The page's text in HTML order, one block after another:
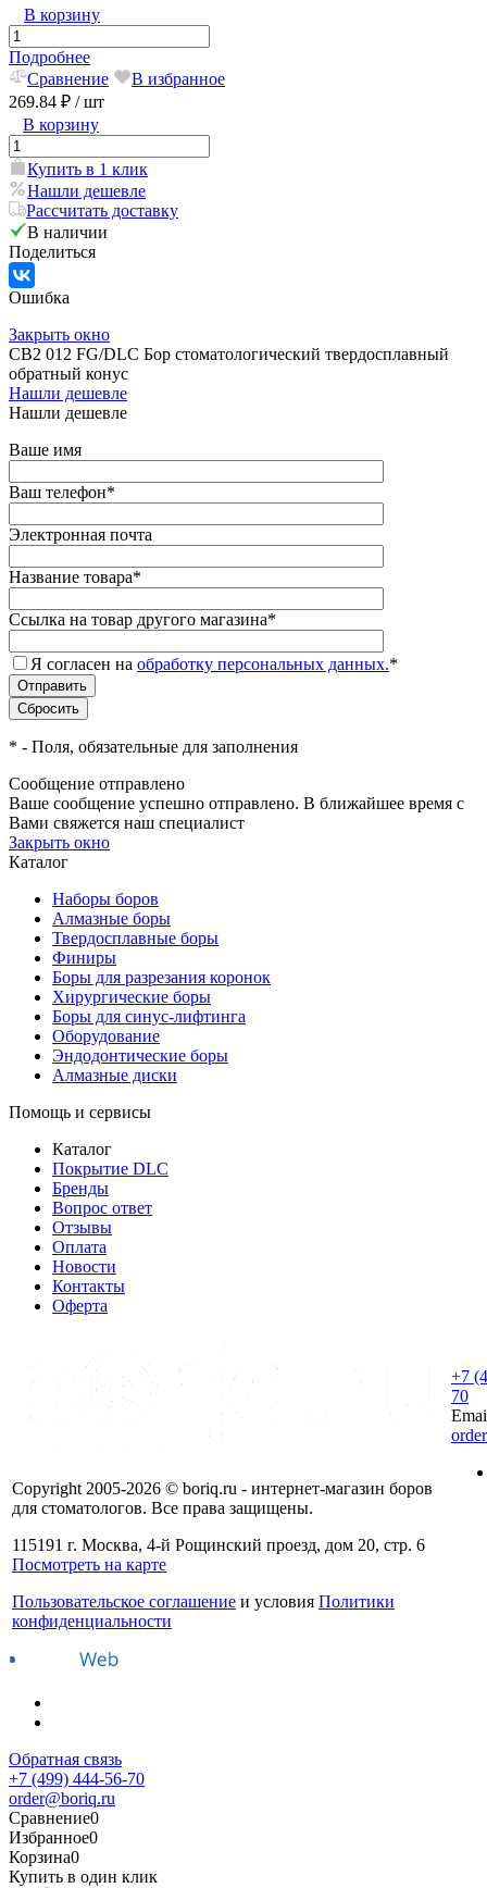
В корзину
Подробнее
Сравнение
В избранное
269.84 ₽ / шт
В корзину
Купить в 1 клик
Нашли дешевле
Рассчитать доставку
В наличии
Поделиться
Ошибка
Закрыть окно
CB2 012 FG/DLC Бор стоматологический твердосплавный
обратный конус
Нашли дешевле
Нашли дешевле
Ваше имя
Ваш телефон*
Электронная почта
Название товара*
Ссылка на товар другого магазина*
Я согласен на обработку персональных данных.*
* - Поля, обязательные для заполнения
Сообщение отправлено
Ваше сообщение успешно отправлено. В ближайшее время с
Вами свяжется наш специалист
Закрыть окно
Каталог
Наборы боров
Алмазные боры
Твердосплавные боры
Финиры
Боры для разрезания коронок
Хирургические боры
Боры для синус-лифтинга
Оборудование
Эндодонтические боры
Алмазные диски
Помощь и сервисы
Каталог
Покрытие DLC
Бренды
Вопрос ответ
Отзывы
Оплата
Новости
Контакты
Оферта
Copyright 2005-2026 © boriq.ru - интернет-магазин боров
для стоматологов. Все права защищены.
115191 г. Москва, 4-й Рощинский проезд, дом 20, стр. 6
Посмотреть на карте
Пользовательское соглашение и условия Политики
конфиденциальности
+7
70
Обратная связь
+7 (499) 444-56-70
order@boriq.ru
Сравнение0
Избранное0
Корзина0
Купить в один клик